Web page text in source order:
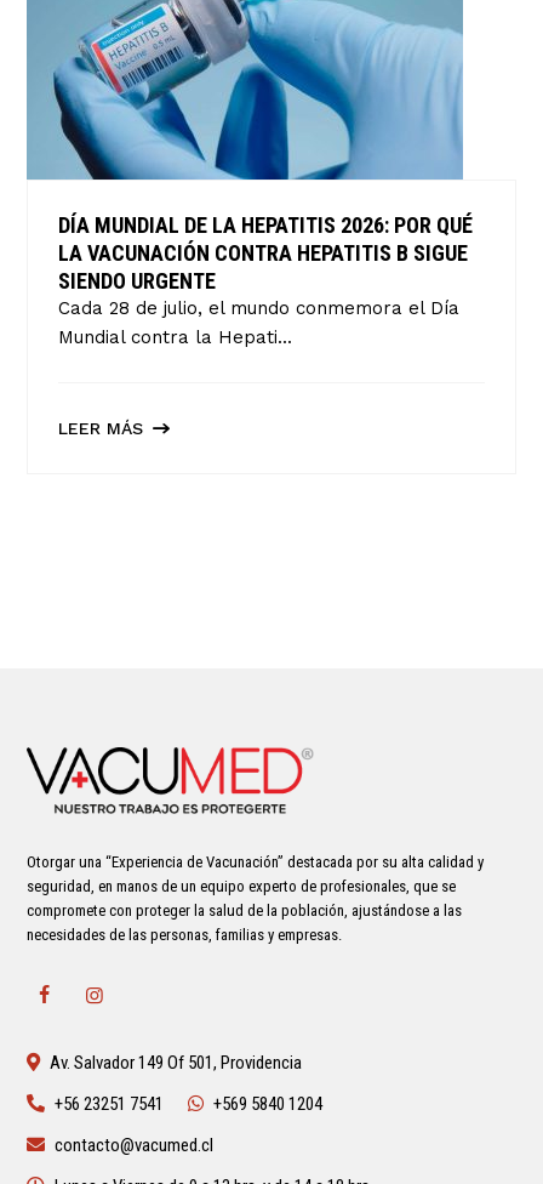
DÍA MUNDIAL DE LA HEPATITIS 2026: POR QUÉ
LA VACUNACIÓN CONTRA HEPATITIS B SIGUE
SIENDO URGENTE
Cada 28 de julio, el mundo conmemora el Día
Mundial contra la Hepati...
LEER MÁS
Otorgar una “Experiencia de Vacunación” destacada por su alta calidad y
seguridad, en manos de un equipo experto de profesionales, que se
compromete con proteger la salud de la población, ajustándose a las
necesidades de las personas, familias y empresas.
Av. Salvador 149 Of 501, Providencia
+56 23251 7541
+569 5840 1204
contacto@vacumed.cl